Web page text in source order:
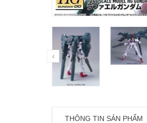
THÔNG TIN SẢN PHẨM